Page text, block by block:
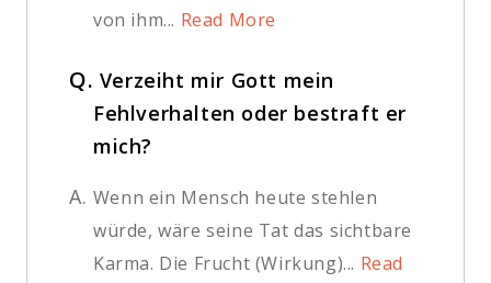
von ihm... Read More
Q. Verzeiht mir Gott mein
Fehlverhalten oder bestraft er
mich?
A. Wenn ein Mensch heute stehlen
würde, wäre seine Tat das sichtbare
Karma. Die Frucht (Wirkung)... Read